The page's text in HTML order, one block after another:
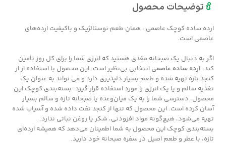
توضیحات محصول
ارده ساده کوچک عاصمی ، همان طعم نوستالژیک و باکیفیت ارده‌های
عاصمی است.
اگر به دنبال یک صبحانه مغذی هستید که انرژی شما را برای کل روز تأمین
کند، ارده ساده عاصمی انتخابی بی‌نظیر است. این محصول با استفاده از از
کنجد تازه تهیه شده و طعم بسیار دلپذیری دارد و می تواند به عنوان یک
تغذیه سالم و یا یک انرژی زا مورد استفاده قرار گیرد. بسته‌بندی کوچک این
محصول، دسترسی شما را به یک میان‌وعده یا صبحانه تازه و سالم بسیار
آسان کرده است. این محصول که تنها از کنجد تفت داده شده و آسیاب شده
تهیه می‌شود، هیچ‌گونه مواد افزودنی، شکر یا روغن نباتی ندارد.
بسته‌بندی کوچک این محصول به شما اطمینان می‌دهد که همیشه ارده‌ای
تازه، با عطر و طعم اصیل در سفره صبحانه خود دارید.